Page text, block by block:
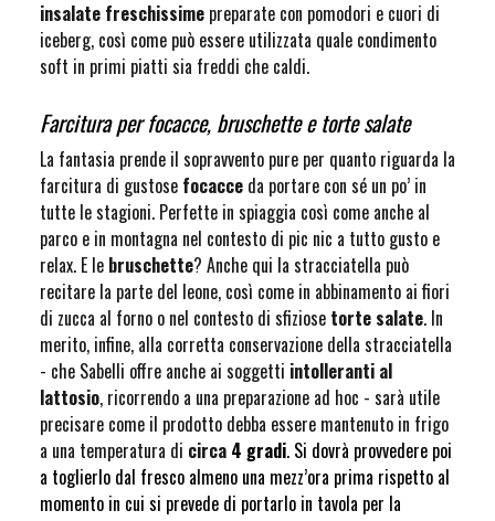
insalate freschissime preparate con pomodori e cuori di
iceberg, così come può essere utilizzata quale condimento
soft in primi piatti sia freddi che caldi.
Farcitura per focacce, bruschette e torte salate
La fantasia prende il sopravvento pure per quanto riguarda la
farcitura di gustose focacce da portare con sé un po’ in
tutte le stagioni. Perfette in spiaggia così come anche al
parco e in montagna nel contesto di pic nic a tutto gusto e
relax. E le bruschette? Anche qui la stracciatella può
recitare la parte del leone, così come in abbinamento ai fiori
di zucca al forno o nel contesto di sfiziose torte salate. In
merito, infine, alla corretta conservazione della stracciatella
- che Sabelli offre anche ai soggetti intolleranti al
lattosio, ricorrendo a una preparazione ad hoc - sarà utile
precisare come il prodotto debba essere mantenuto in frigo
a una temperatura di circa 4 gradi. Si dovrà provvedere poi
a toglierlo dal fresco almeno una mezz’ora prima rispetto al
momento in cui si prevede di portarlo in tavola per la